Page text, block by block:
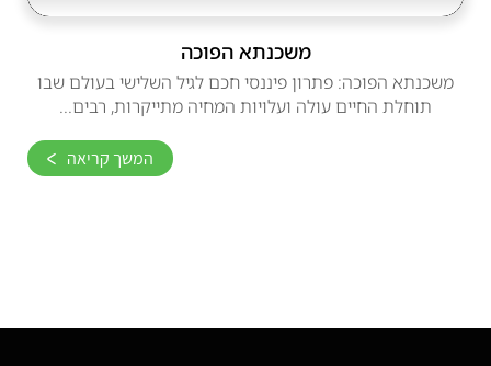
משכנתא הפוכה
משכנתא הפוכה: פתרון פיננסי חכם לגיל השלישי בעולם שבו
תוחלת החיים עולה ועלויות המחיה מתייקרות, רבים...
המשך קריאה